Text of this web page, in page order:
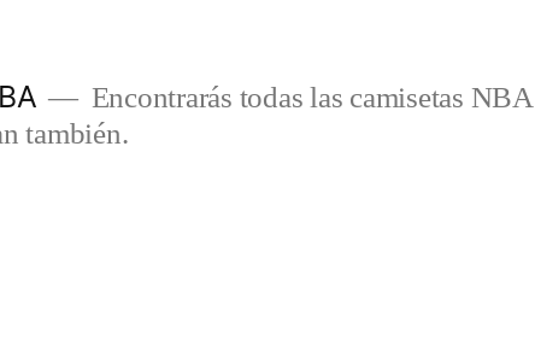
Encontrarás todas las camisetas NBA
también.